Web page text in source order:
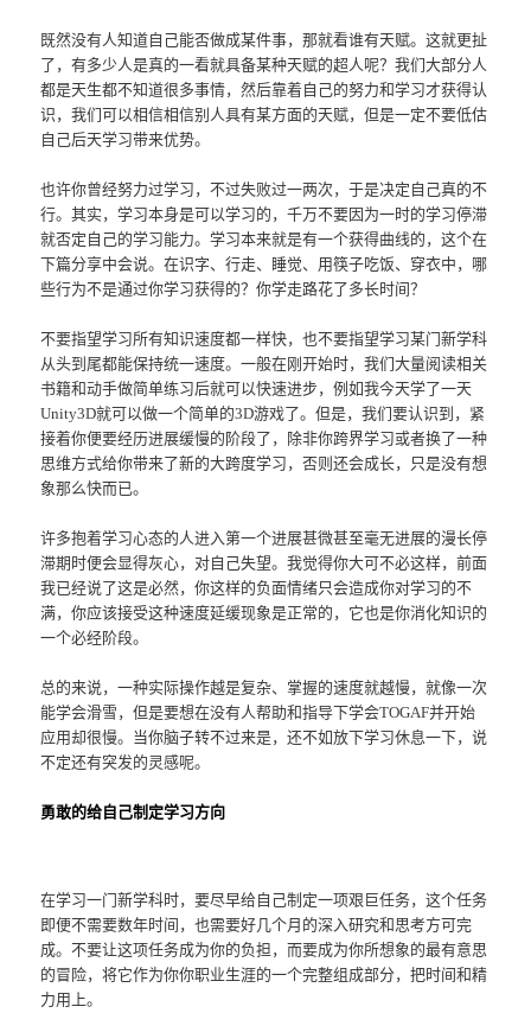
既然没有人知道自己能否做成某件事，那就看谁有天赋。这就更扯
了，有多少人是真的一看就具备某种天赋的超人呢？我们大部分人
都是天生都不知道很多事情，然后靠着自己的努力和学习才获得认
识，我们可以相信相信别人具有某方面的天赋，但是一定不要低估
自己后天学习带来优势。
也许你曾经努力过学习，不过失败过一两次，于是决定自己真的不
行。其实，学习本身是可以学习的，千万不要因为一时的学习停滞
就否定自己的学习能力。学习本来就是有一个获得曲线的，这个在
下篇分享中会说。在识字、行走、睡觉、用筷子吃饭、穿衣中，哪
些行为不是通过你学习获得的？你学走路花了多长时间？
不要指望学习所有知识速度都一样快，也不要指望学习某门新学科
从头到尾都能保持统一速度。一般在刚开始时，我们大量阅读相关
书籍和动手做简单练习后就可以快速进步，例如我今天学了一天
Unity3D就可以做一个简单的3D游戏了。但是，我们要认识到，紧
接着你便要经历进展缓慢的阶段了，除非你跨界学习或者换了一种
思维方式给你带来了新的大跨度学习，否则还会成长，只是没有想
象那么快而已。
许多抱着学习心态的人进入第一个进展甚微甚至毫无进展的漫长停
滞期时便会显得灰心，对自己失望。我觉得你大可不必这样，前面
我已经说了这是必然，你这样的负面情绪只会造成你对学习的不
满，你应该接受这种速度延缓现象是正常的，它也是你消化知识的
一个必经阶段。
总的来说，一种实际操作越是复杂、掌握的速度就越慢，就像一次
能学会滑雪，但是要想在没有人帮助和指导下学会TOGAF并开始
应用却很慢。当你脑子转不过来是，还不如放下学习休息一下，说
不定还有突发的灵感呢。
勇敢的给自己制定学习方向
在学习一门新学科时，要尽早给自己制定一项艰巨任务，这个任务
即便不需要数年时间，也需要好几个月的深入研究和思考方可完
成。不要让这项任务成为你的负担，而要成为你所想象的最有意思
的冒险，将它作为你你职业生涯的一个完整组成部分，把时间和精
力用上。